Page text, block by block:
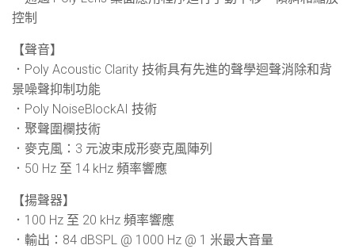
控制
【聲音】
．Poly Acoustic Clarity 技術具有先進的聲學迴聲消除和背
景噪聲抑制功能
．Poly NoiseBlockAI 技術
．聚聲圍欄技術
．麥克風：3 元波束成形麥克風陣列
．50 Hz 至 14 kHz 頻率響應
【揚聲器】
．100 Hz 至 20 kHz 頻率響應
．輸出：84 dBSPL @ 1000 Hz @ 1 米最大音量